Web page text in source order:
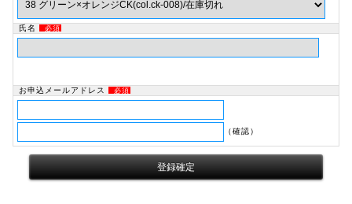
氏名 必須
お申込メールアドレス 必須
（確認）